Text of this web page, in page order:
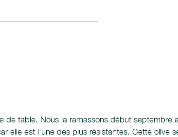
de table. Nous la ramassons début
elle est l'une des plus résistantes. Cette olive